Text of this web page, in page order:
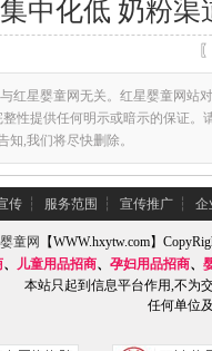
中化低 奶粉渠
红星婴童网无关。红星婴童网站
性提供任何明示或暗示的保证。
,我们将尽快删除。
传 ┆ 服务范围 ┆ 宣传推广 ┆ 企
童网
【WWW.hxytw.com】
、 儿童用品招商、 孕妇用品招商、
本站只起到信息平台作用,不为
任何单位